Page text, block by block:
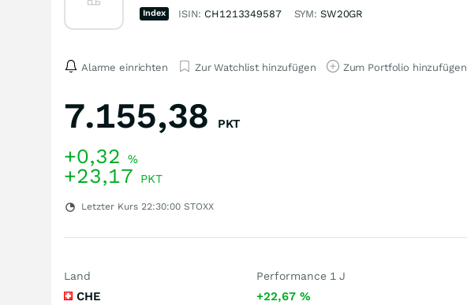
Index ISIN: CH1213349587 SYM: SW20GR
Alarme einrichten Zur Watchlist hinzufügen Zum Portfolio hinzufügen
7.155,38 PKT
+0,32 %
+23,17 PKT
Letzter Kurs 22:30:00 STOXX
Land
CHE
Performance 1 J
+22,67 %